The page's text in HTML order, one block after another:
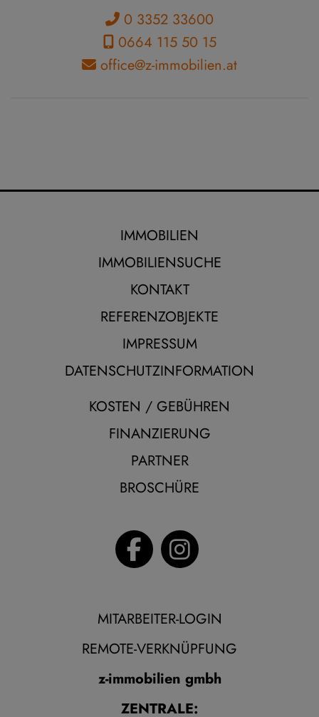
0 3352 33600
0664 115 50 15
office@z-immobilien.at
IMMOBILIEN
IMMOBILIENSUCHE
KONTAKT
REFERENZOBJEKTE
IMPRESSUM
DATENSCHUTZINFORMATION
KOSTEN / GEBÜHREN
FINANZIERUNG
PARTNER
BROSCHÜRE
MITARBEITER-LOGIN
REMOTE-VERKNÜPFUNG
z-immobilien gmbh
ZENTRALE: